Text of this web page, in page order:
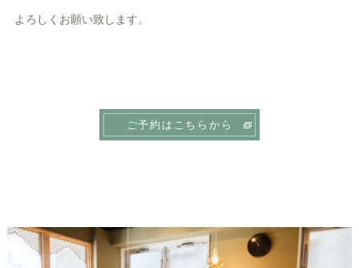
よろしくお願い致します。
ご予約はこちらから